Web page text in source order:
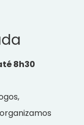
8h30